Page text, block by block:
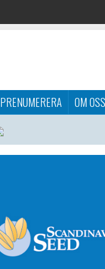
PRENUMERERA
OM OSS